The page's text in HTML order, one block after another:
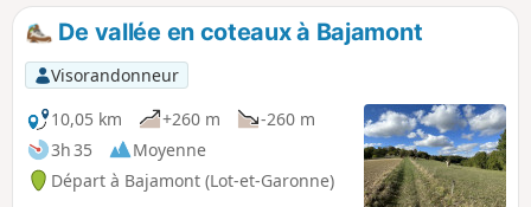
De vallée en coteaux à Bajamont
Visorandonneur
10,05 km
+260 m
-260 m
3h 35
Moyenne
Départ à Bajamont (Lot-et-Garonne)